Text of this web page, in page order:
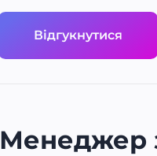
Відгукнутися
Менеджер